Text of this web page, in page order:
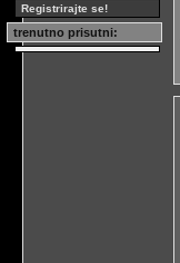
Registrirajte se!
trenutno prisutni: